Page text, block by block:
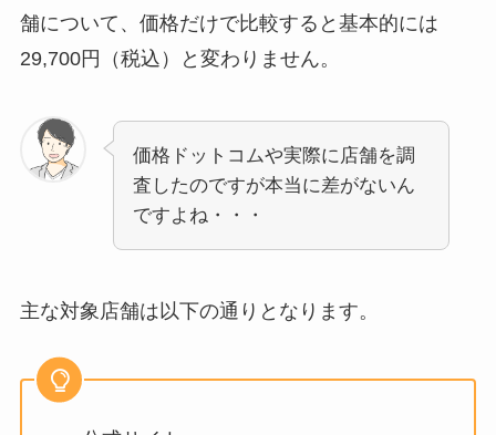
舗について、価格だけで比較すると基本的には
29,700円（税込）と変わりません。
価格ドットコムや実際に店舗を調
査したのですが本当に差がないん
ですよね・・・
主な対象店舗は以下の通りとなります。